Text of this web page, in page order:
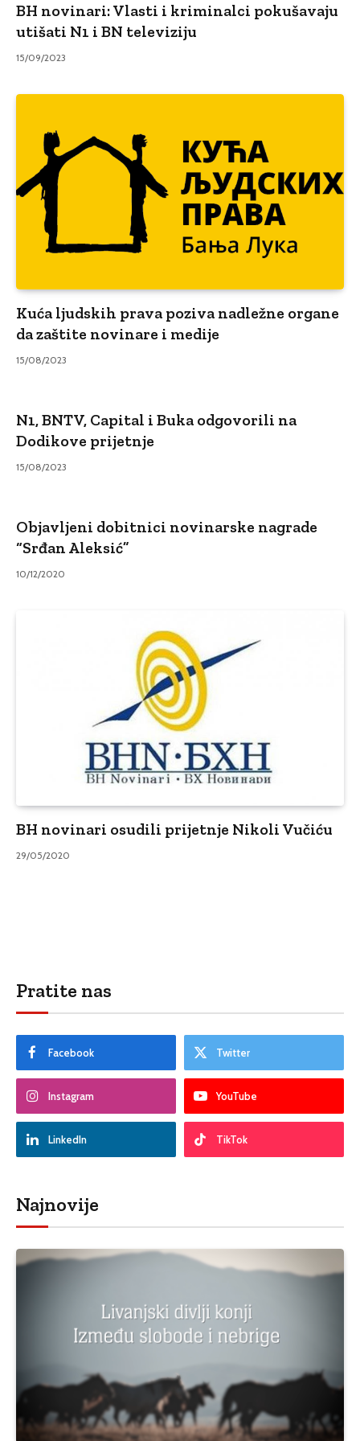
BH novinari: Vlasti i kriminalci pokušavaju
utišati N1 i BN televiziju
15/09/2023
Kuća ljudskih prava poziva nadležne organe
da zaštite novinare i medije
15/08/2023
N1, BNTV, Capital i Buka odgovorili na
Dodikove prijetnje
15/08/2023
Objavljeni dobitnici novinarske nagrade
“Srđan Aleksić”
10/12/2020
BH novinari osudili prijetnje Nikoli Vučiću
29/05/2020
Pratite nas
Facebook Twitter
Instagram YouTube
LinkedIn TikTok
Najnovije